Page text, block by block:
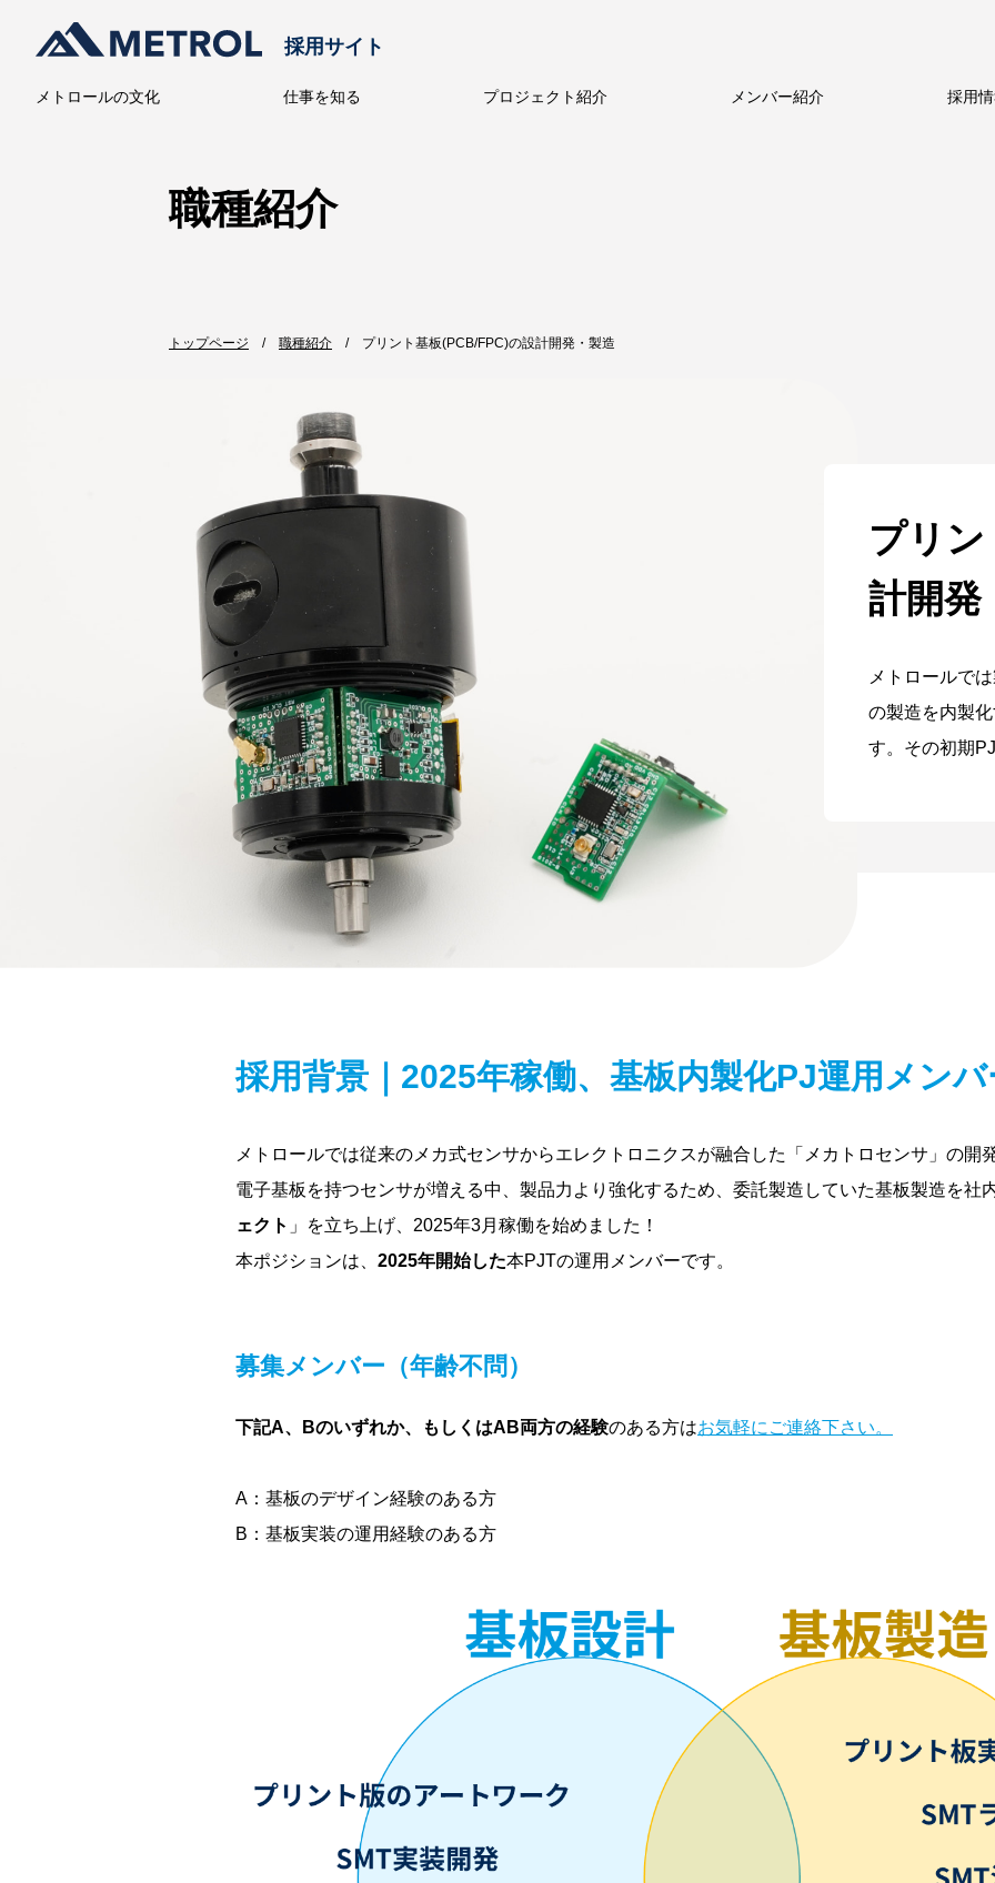
採用サイト
メトロールの文化 仕事を知る プロジェクト紹介 メンバー紹介 採用
職種紹介
トップページ 職種紹介 プリント基板(PCB/FPC)の設計開発・製造
プリ
計開発
メトロールで
の製造を内製化
す。その初期
採用背景｜2025年稼働、基板内製化PJ運用メン
メトロールでは従来のメカ式センサからエレクトロニクスが融合した「メカトロセンサ」の開
電子基板を持つセンサが増える中、製品力より強化するため、委託製造していた基板製造を社
ェクト 」を立ち上げ、2025年3月稼働を始めました！
本ポジションは、 2025年開始した本PJTの運用メンバーです。
募集メンバー（年齢不問）
下記A、Bのいずれか、もしくはAB両方の経験のある方はお気軽にご連絡下さい。
A：基板のデザイン経験のある方
B：基板実装の運用経験のある方